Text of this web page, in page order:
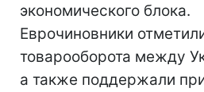
экономического блока.
Еврочиновники
товарооборота между
а также поддержали